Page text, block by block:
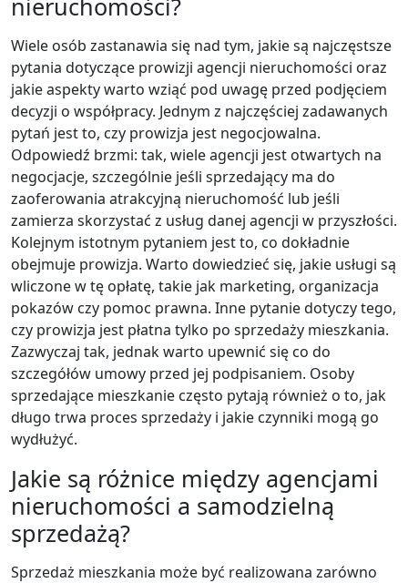
nieruchomości?
Wiele osób zastanawia się nad tym, jakie są najczęstsze
pytania dotyczące prowizji agencji nieruchomości oraz
jakie aspekty warto wziąć pod uwagę przed podjęciem
decyzji o współpracy. Jednym z najczęściej zadawanych
pytań jest to, czy prowizja jest negocjowalna.
Odpowiedź brzmi: tak, wiele agencji jest otwartych na
negocjacje, szczególnie jeśli sprzedający ma do
zaoferowania atrakcyjną nieruchomość lub jeśli
zamierza skorzystać z usług danej agencji w przyszłości.
Kolejnym istotnym pytaniem jest to, co dokładnie
obejmuje prowizja. Warto dowiedzieć się, jakie usługi są
wliczone w tę opłatę, takie jak marketing, organizacja
pokazów czy pomoc prawna. Inne pytanie dotyczy tego,
czy prowizja jest płatna tylko po sprzedaży mieszkania.
Zazwyczaj tak, jednak warto upewnić się co do
szczegółów umowy przed jej podpisaniem. Osoby
sprzedające mieszkanie często pytają również o to, jak
długo trwa proces sprzedaży i jakie czynniki mogą go
wydłużyć.
Jakie są różnice między agencjami
nieruchomości a samodzielną
sprzedażą?
Sprzedaż mieszkania może być realizowana zarówno